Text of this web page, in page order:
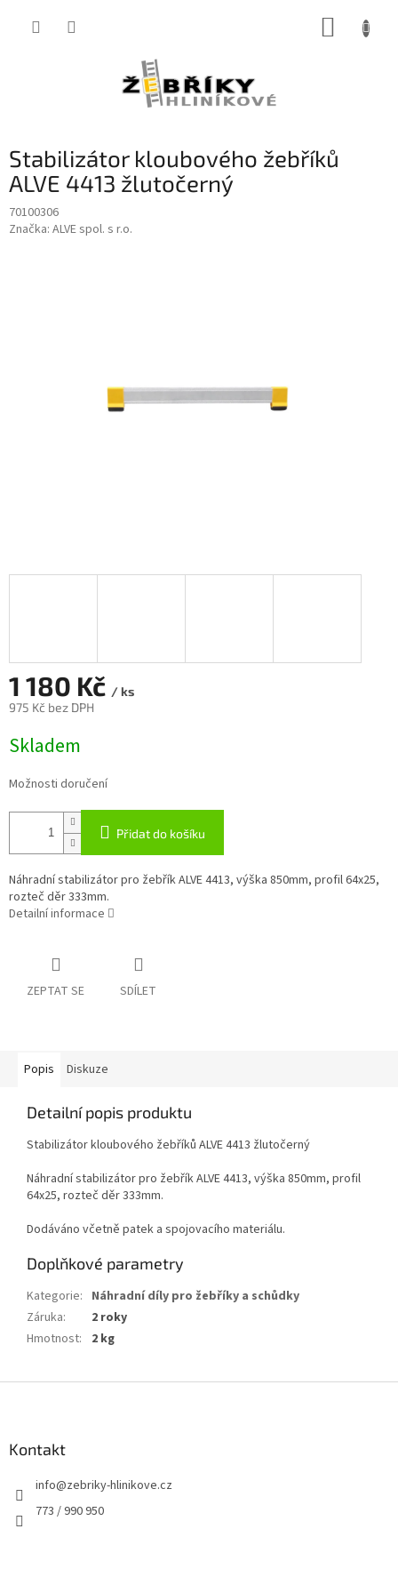
Stabilizátor kloubového žebříků
ALVE 4413 žlutočerný
70100306
Značka: ALVE spol. s r.o.
1 180 Kč / ks
975 Kč bez DPH
cena:
Skladem
Možnosti doručení
Přidat do košíku
Náhradní stabilizátor pro žebřík ALVE 4413, výška 850mm, profil 64x25,
rozteč děr 333mm.
Detailní informace
ZEPTAT SE SDÍLET
Popis Diskuze
Detailní popis produktu
Stabilizátor kloubového žebříků ALVE 4413 žlutočerný
Náhradní stabilizátor pro žebřík ALVE 4413, výška 850mm, profil
64x25, rozteč děr 333mm.
Dodáváno včetně patek a spojovacího materiálu.
Doplňkové parametry
Kategorie: Náhradní díly pro žebříky a schůdky
Záruka:
2 roky
Hmotnost: 2 kg
Kontakt
info@zebriky-hlinikove.cz
773 / 990 950